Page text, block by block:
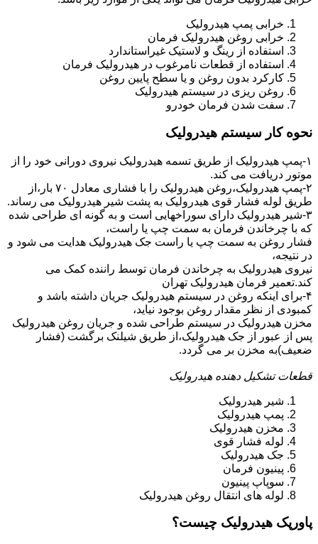
خرابی پمپ هیدرولیک
خرابی روغن هیدرولیک فرمان
استفاده از رینگ و لاستیک غیراستاندارد
استفاده از قطعات نامرغوب در هیدرولیک فرمان
کارکرد بدون روغن و یا سطح پایین روغن
روغن ریزی در سیستم هیدرولیک
سفت شدن فرمان خودرو
نحوه کار سیستم هیدرولیک
۱-پمپ هیدرولیک از طریق تسمه هیدرولیک نیروی دورانی خود را از
موتور دریافت می کند.
۲-پمپ هیدرولیک،روغن هیدرولیک را با فشاری معادل ۷۰ بار،از
طریق لوله فشار قوی هیدرولیک به پشت شیر هیدرولیک می رساند.
۳-شیر هیدرولیک دارای سوراخهایی است و به گونه ای طراحی شده
که با چرخاندن فرمان به سمت چپ یا راست،
فشار روغن به سمت چپ یا راست جک هیدرولیک هدایت می شود و
در نتیجه،
نیروی هیدرولیک به چرخاندن فرمان توسط راننده کمک می
کند.تعمیر فرمان هیدرولیک تهران
۴-برای اینکه روغن در سیستم هیدرولیک جریان داشته باشد و
کمبودی از نظر مقدار روغن بوجود نیاید،
مخزن هیدرولیک در سیستم طراحی شده و جریان روغن هیدرولیک
پس از عبور از جک هیدرولیک،از طریق شیلنک برگشت (فشار
ضعیف)به مخزن بر می گردد.
قطعات تشکیل دهنده هیدرولیک
شیر هیدرولیک
پمپ هیدرولیک
مخزن هیدرولیک
لوله فشار قوی
جک هیدرولیک
پینیون فرمان
سوپاپ پینیون
لوله های انتقال روغن هیدرولیک
پاورپک هیدرولیک چیست؟